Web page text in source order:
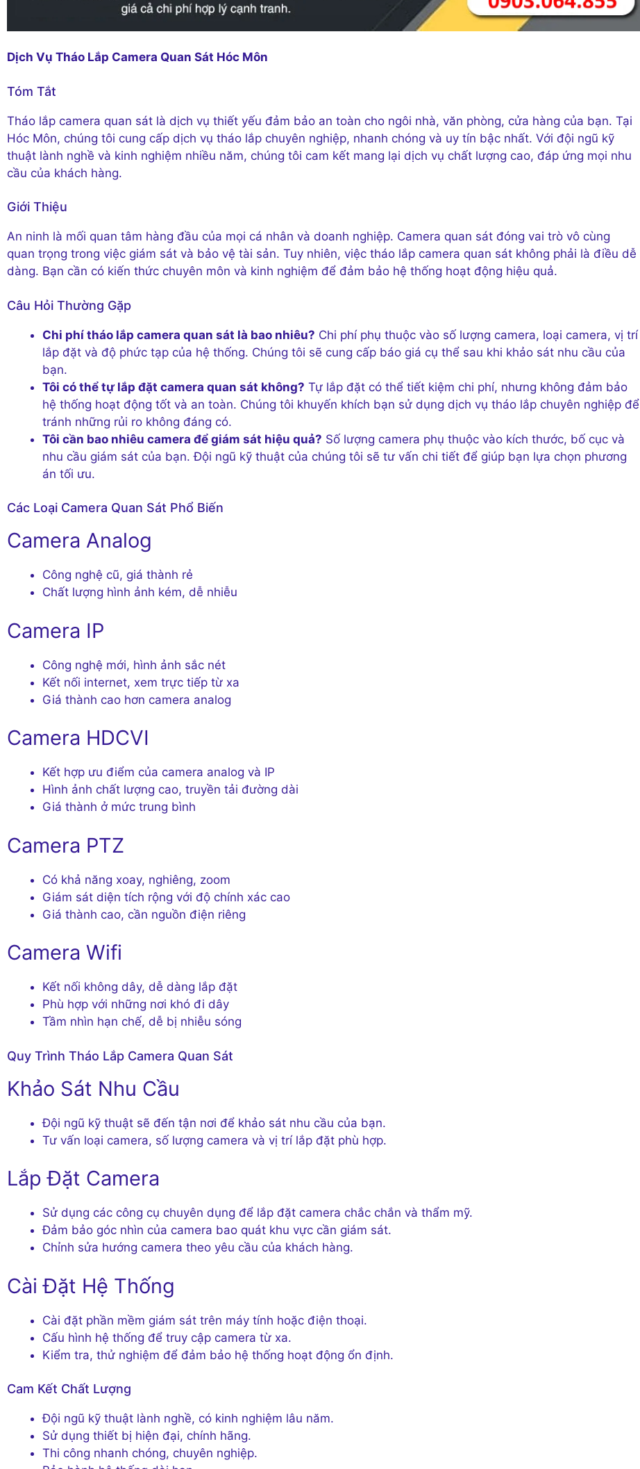
Dịch Vụ Tháo Lắp Camera Quan Sát Hóc Môn
Tóm Tắt
Tháo lắp camera quan sát là dịch vụ thiết yếu đảm bảo an toàn cho ngôi nhà, văn phòng, cửa hàng của bạn. Tại
Hóc Môn, chúng tôi cung cấp dịch vụ tháo lắp chuyên nghiệp, nhanh chóng và uy tín bậc nhất. Với đội ngũ kỹ
thuật lành nghề và kinh nghiệm nhiều năm, chúng tôi cam kết mang lại dịch vụ chất lượng cao, đáp ứng mọi nhu
cầu của khách hàng.
Giới Thiệu
An ninh là mối quan tâm hàng đầu của mọi cá nhân và doanh nghiệp. Camera quan sát đóng vai trò vô cùng
quan trọng trong việc giám sát và bảo vệ tài sản. Tuy nhiên, việc tháo lắp camera quan sát không phải là điều dễ
dàng. Bạn cần có kiến thức chuyên môn và kinh nghiệm để đảm bảo hệ thống hoạt động hiệu quả.
Câu Hỏi Thường Gặp
Chi phí tháo lắp camera quan sát là bao nhiêu? Chi phí phụ thuộc vào số lượng camera, loại camera, vị trí
lắp đặt và độ phức tạp của hệ thống. Chúng tôi sẽ cung cấp báo giá cụ thể sau khi khảo sát nhu cầu của
bạn.
Tôi có thể tự lắp đặt camera quan sát không? Tự lắp đặt có thể tiết kiệm chi phí, nhưng không đảm bảo
hệ thống hoạt động tốt và an toàn. Chúng tôi khuyến khích bạn sử dụng dịch vụ tháo lắp chuyên nghiệp để
tránh những rủi ro không đáng có.
Tôi cần bao nhiêu camera để giám sát hiệu quả? Số lượng camera phụ thuộc vào kích thước, bố cục và
nhu cầu giám sát của bạn. Đội ngũ kỹ thuật của chúng tôi sẽ tư vấn chi tiết để giúp bạn lựa chọn phương
án tối ưu.
Các Loại Camera Quan Sát Phổ Biến
Camera Analog
Công nghệ cũ, giá thành rẻ
Chất lượng hình ảnh kém, dễ nhiễu
Camera IP
Công nghệ mới, hình ảnh sắc nét
Kết nối internet, xem trực tiếp từ xa
Giá thành cao hơn camera analog
Camera HDCVI
Kết hợp ưu điểm của camera analog và IP
Hình ảnh chất lượng cao, truyền tải đường dài
Giá thành ở mức trung bình
Camera PTZ
Có khả năng xoay, nghiêng, zoom
Giám sát diện tích rộng với độ chính xác cao
Giá thành cao, cần nguồn điện riêng
Camera Wifi
Kết nối không dây, dễ dàng lắp đặt
Phù hợp với những nơi khó đi dây
Tầm nhìn hạn chế, dễ bị nhiễu sóng
Quy Trình Tháo Lắp Camera Quan Sát
Khảo Sát Nhu Cầu
Đội ngũ kỹ thuật sẽ đến tận nơi để khảo sát nhu cầu của bạn.
Tư vấn loại camera, số lượng camera và vị trí lắp đặt phù hợp.
Lắp Đặt Camera
Sử dụng các công cụ chuyên dụng để lắp đặt camera chắc chắn và thẩm mỹ.
Đảm bảo góc nhìn của camera bao quát khu vực cần giám sát.
Chỉnh sửa hướng camera theo yêu cầu của khách hàng.
Cài Đặt Hệ Thống
Cài đặt phần mềm giám sát trên máy tính hoặc điện thoại.
Cấu hình hệ thống để truy cập camera từ xa.
Kiểm tra, thử nghiệm để đảm bảo hệ thống hoạt động ổn định.
Cam Kết Chất Lượng
Đội ngũ kỹ thuật lành nghề, có kinh nghiệm lâu năm.
Sử dụng thiết bị hiện đại, chính hãng.
Thi công nhanh chóng, chuyên nghiệp.